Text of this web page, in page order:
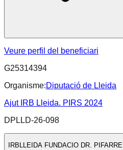
Veure perfil del beneficiari
G25314394
Organisme:Diputació de Lleida
Ajut IRB Lleida. PIRS 2024
DPLLD-26-098
IRBLLEIDA FUNDACIO DR. PIFARRE